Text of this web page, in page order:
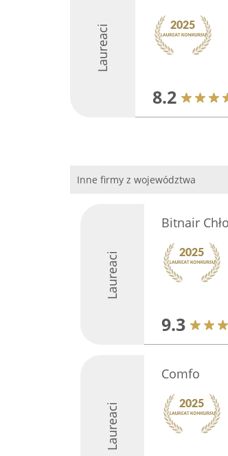
Laureaci
8.2
Inne firmy z województwa
Laureaci
Bitnair
9.3
Laureaci
Comfo